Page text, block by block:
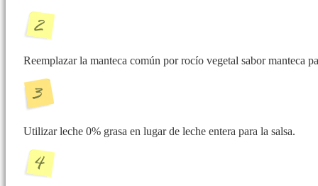
Reemplazar la manteca común por rocío vegetal sabor manteca
Utilizar leche 0% grasa en lugar de leche entera para la salsa.